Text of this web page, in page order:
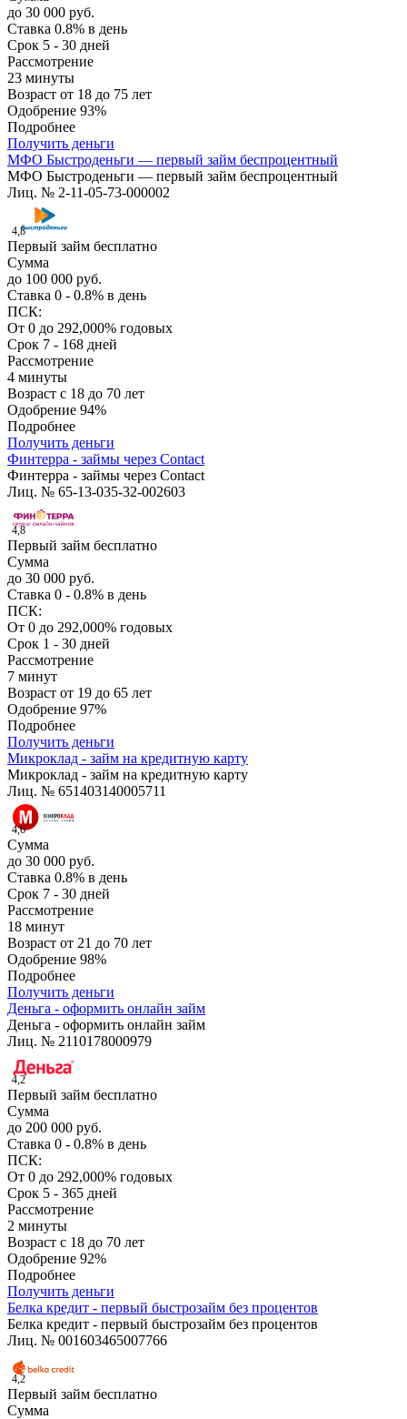
до 30 000 руб.
Ставка 0.8% в день
Срок 5 - 30 дней
Рассмотрение
23 минуты
Возраст от 18 до 75 лет
Одобрение 93%
Подробнее
Получить деньги
МФО Быстроденьги — первый займ беспроцентный
МФО Быстроденьги — первый займ беспроцентный
Лиц. № 2-11-05-73-000002
4,8
Первый займ бесплатно
Сумма
до 100 000 руб.
Ставка 0 - 0.8% в день
ПСК:
От 0 до 292,000% годовых
Срок 7 - 168 дней
Рассмотрение
4 минуты
Возраст с 18 до 70 лет
Одобрение 94%
Подробнее
Получить деньги
Финтерра - займы через Contact
Финтерра - займы через Contact
Лиц. № 65-13-035-32-002603
4,8
Первый займ бесплатно
Сумма
до 30 000 руб.
Ставка 0 - 0.8% в день
ПСК:
От 0 до 292,000% годовых
Срок 1 - 30 дней
Рассмотрение
7 минут
Возраст от 19 до 65 лет
Одобрение 97%
Подробнее
Получить деньги
Микроклад - займ на кредитную карту
Микроклад - займ на кредитную карту
Лиц. № 651403140005711
4,6
Сумма
до 30 000 руб.
Ставка 0.8% в день
Срок 7 - 30 дней
Рассмотрение
18 минут
Возраст от 21 до 70 лет
Одобрение 98%
Подробнее
Получить деньги
Деньга - оформить онлайн займ
Деньга - оформить онлайн займ
Лиц. № 2110178000979
4,2
Первый займ бесплатно
Сумма
до 200 000 руб.
Ставка 0 - 0.8% в день
ПСК:
От 0 до 292,000% годовых
Срок 5 - 365 дней
Рассмотрение
2 минуты
Возраст с 18 до 70 лет
Одобрение 92%
Подробнее
Получить деньги
Белка кредит - первый быстрозайм без процентов
Белка кредит - первый быстрозайм без процентов
Лиц. № 001603465007766
4,2
Первый займ бесплатно
Сумма